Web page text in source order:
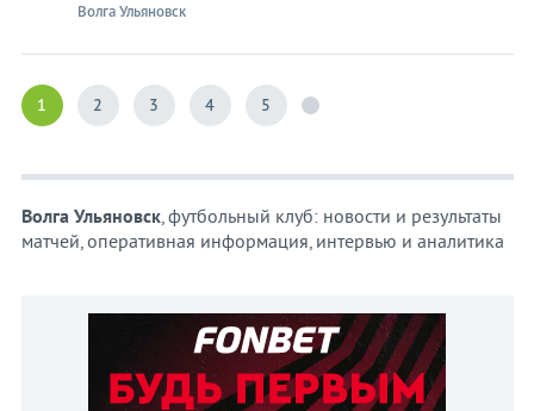
Волга Ульяновск
1 2 3 4 5
Волга Ульяновск, футбольный клуб: новости и результаты
матчей, оперативная информация, интервью и аналитика